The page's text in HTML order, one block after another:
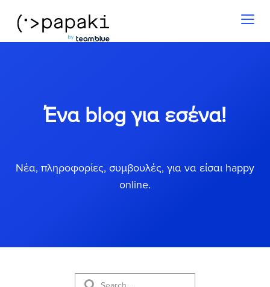
Ένα blog για εσένα!
Νέα, πληροφορίες, συμβουλές, για να είσαι happy
online.